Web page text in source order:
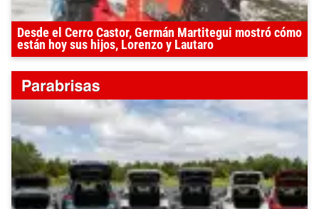
Desde el Cerro Castor, Germán Martitegui mostró cómo
están hoy sus hijos, Lorenzo y Lautaro